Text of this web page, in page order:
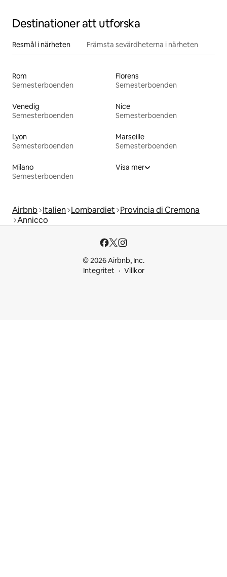
Destinationer att utforska
Resmål i närheten Främsta sevärdheterna i närheten
Rom
Semesterboenden
Florens
Semesterboenden
Venedig
Semesterboenden
Nice
Semesterboenden
Lyon
Semesterboenden
Marseille
Semesterboenden
Milano
Semesterboenden
Visa mer
Airbnb Italien Lombardiet Provincia di Cremona
Annicco
© 2026 Airbnb, Inc.
Integritet
Villkor